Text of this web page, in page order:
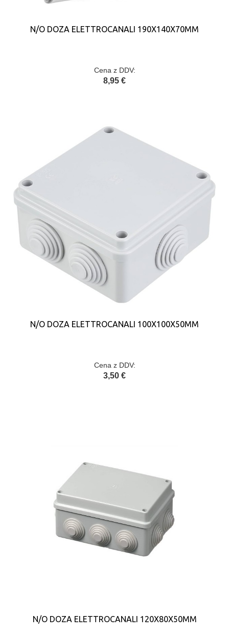
N/O DOZA ELETTROCANALI 190X140X70MM
Cena z DDV:
8,95 €
N/O DOZA ELETTROCANALI 100X100X50MM
Cena z DDV:
3,50 €
N/O DOZA ELETTROCANALI 120X80X50MM